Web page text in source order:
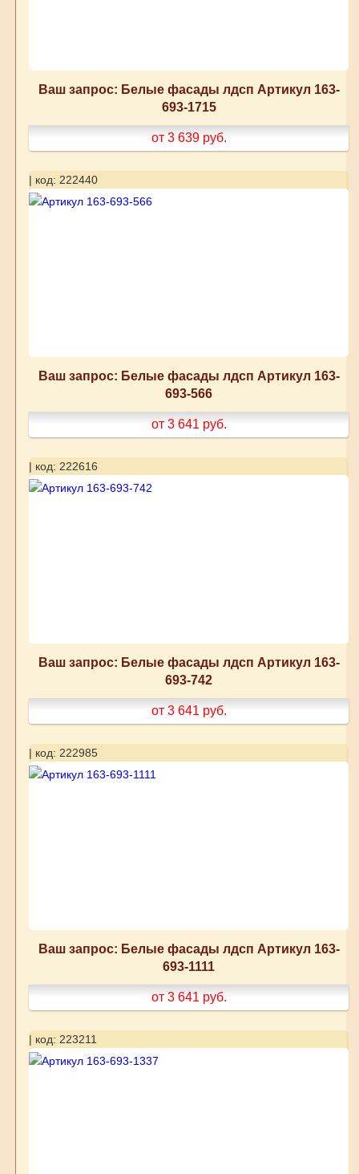
Ваш запрос: Белые фасады лдсп Артикул 163-
693-1715
от 3 639 руб.
| код: 222440
Ваш запрос: Белые фасады лдсп Артикул 163-
693-566
от 3 641 руб.
| код: 222616
Ваш запрос: Белые фасады лдсп Артикул 163-
693-742
от 3 641 руб.
| код: 222985
Ваш запрос: Белые фасады лдсп Артикул 163-
693-1111
от 3 641 руб.
| код: 223211